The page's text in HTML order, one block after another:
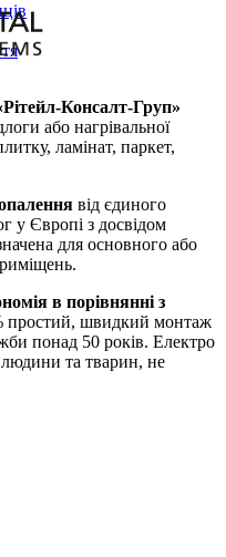
Консалт-Груп»
або нагрівальної
ламінат, паркет,
від єдиного
у Європі з досвідом
для основного або
в порівнянні з
простий, швидкий монтаж
понад 50 років. Електро
та тварин, не